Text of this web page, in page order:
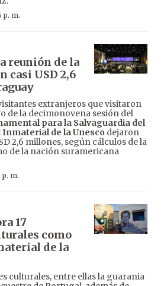
p. m.
reunión de la
casi USD 2,6
extranjeros que visitaron
de la decimonovena sesión del
para la Salvaguardia del
de la Unesco dejaron
2,6 millones, según cálculos de la
de la nación suramericana
m.
17
como
de la
culturales, entre ellas la guarania